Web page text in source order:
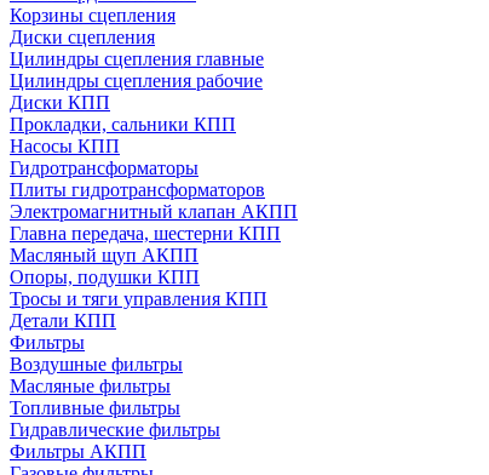
Корзины сцепления
Диски сцепления
Цилиндры сцепления главные
Цилиндры сцепления рабочие
Диски КПП
Прокладки, сальники КПП
Насосы КПП
Гидротрансформаторы
Плиты гидротрансформаторов
Электромагнитный клапан АКПП
Главна передача, шестерни КПП
Масляный щуп АКПП
Опоры, подушки КПП
Тросы и тяги управления КПП
Детали КПП
Фильтры
Воздушные фильтры
Масляные фильтры
Топливные фильтры
Гидравлические фильтры
Фильтры АКПП